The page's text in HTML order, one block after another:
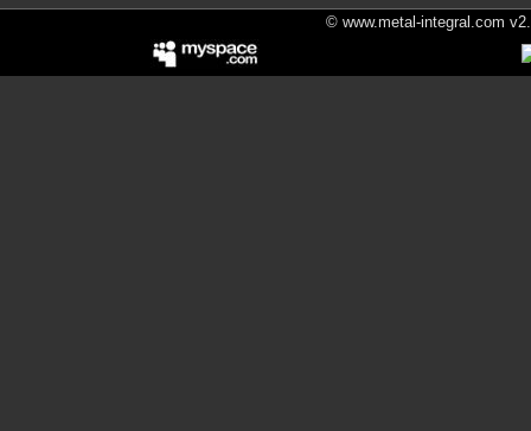
© www.metal-integral.com